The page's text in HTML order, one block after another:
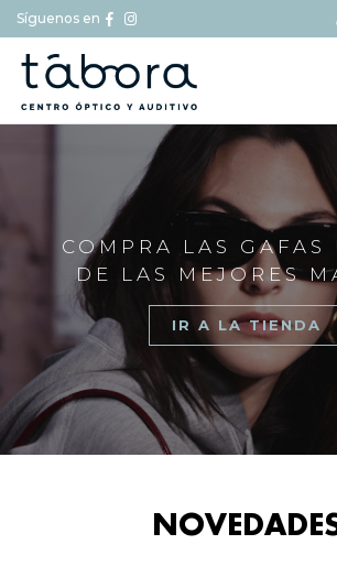
Síguenos en
COMPRA LAS GAFAS
DE LAS MEJORES
IR A LA TIENDA